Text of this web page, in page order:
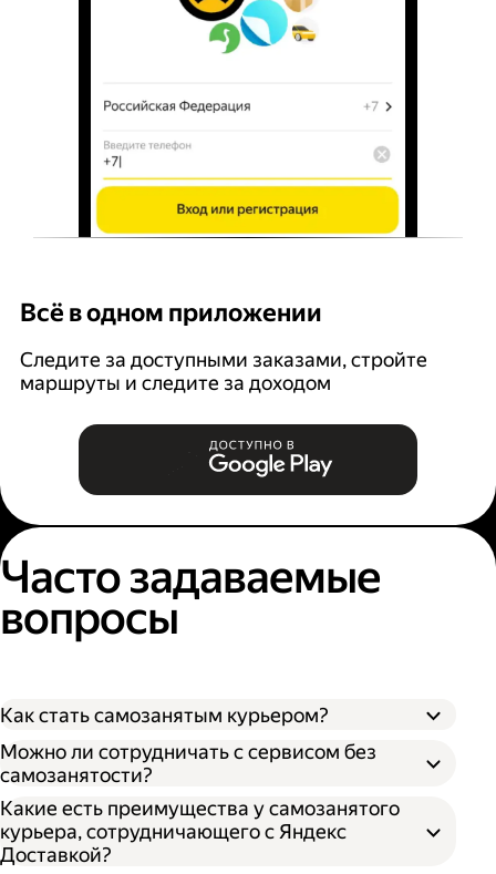
Всё в одном приложении
Следите за доступными заказами, стройте
маршруты и следите за доходом
Часто задаваемые
вопросы
Как стать самозанятым курьером?
Можно ли сотрудничать с сервисом без
самозанятости?
Какие есть преимущества у самозанятого
курьера, сотрудничающего с Яндекс
Доставкой?